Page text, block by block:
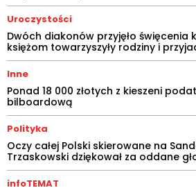
Uroczystości
Dwóch diakonów przyjęło święcenia
księżom towarzyszyły rodziny i
Inne
Ponad 18 000 złotych z kieszeni
bilboardową
Polityka
Oczy całej Polski skierowane na
Trzaskowski dziękował za oddane
infoTEMAT